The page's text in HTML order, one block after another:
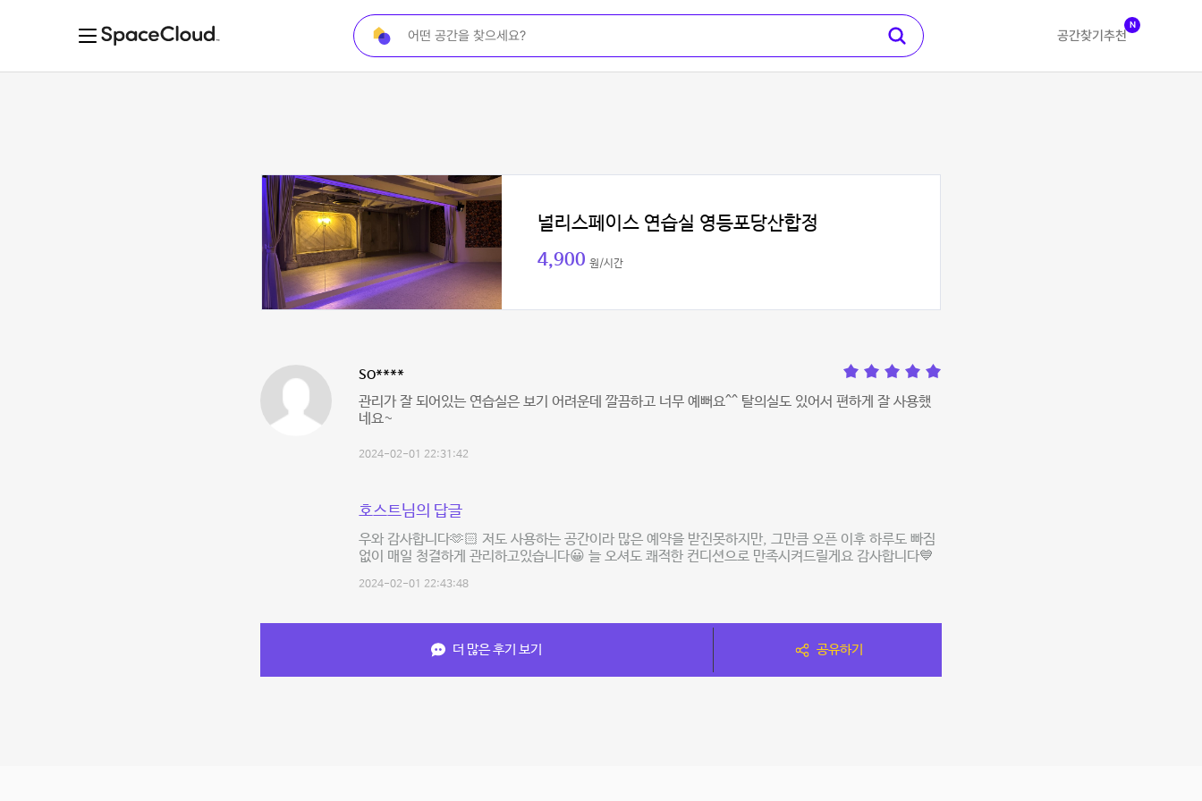
공간찾기 추천
N
널리스페이스 연습실 영등포당산합정
4,900 원/시간
so****
관리가 잘 되어있는 연습실은 보기 어려운데 깔끔하고 너무 예뻐요^^ 탈의실도 있어서 편하게 잘 사용했
네요~
2024-02-01 22:31:42
호스트님의 답글
우와 감사합니다🫶🏻 저도 사용하는 공간이라 많은 예약을 받진못하지만, 그만큼 오픈 이후 하루도 빠짐
없이 매일 청결하게 관리하고있습니다😀 늘 오셔도 쾌적한 컨디션으로 만족시켜드릴게요 감사합니다💙
2024-02-01 22:43:48
더 많은 후기 보기 공유하기